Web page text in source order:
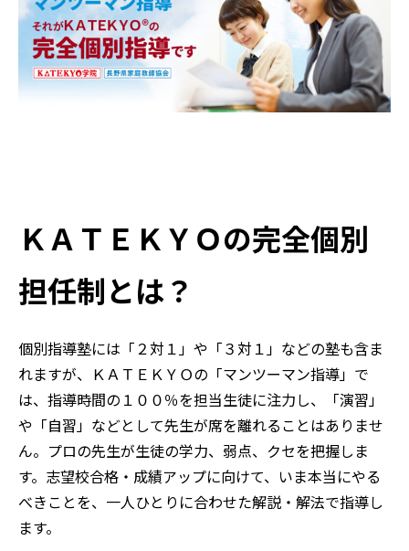
ＫＡＴＥＫＹＯの完全個別
担任制とは？
個別指導塾には「２対１」や「３対１」などの塾も含ま
れますが、ＫＡＴＥＫＹＯの「マンツーマン指導」で
は、指導時間の１００％を担当生徒に注力し、「演習」
や「自習」などとして先生が席を離れることはありませ
ん。プロの先生が生徒の学力、弱点、クセを把握しま
す。志望校合格・成績アップに向けて、いま本当にやる
べきことを、一人ひとりに合わせた解説・解法で指導し
ます。